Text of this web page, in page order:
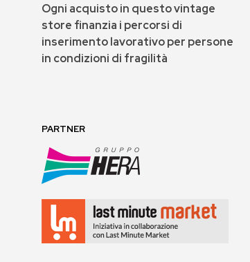
Ogni acquisto in questo vintage
store finanzia i percorsi di
inserimento lavorativo per persone
in condizioni di fragilità
PARTNER